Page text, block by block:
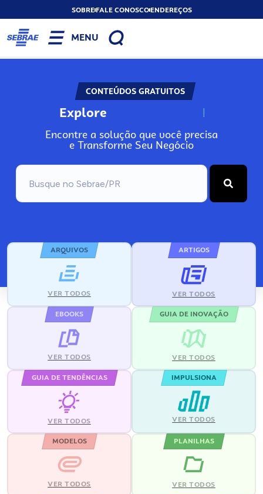
SOBREFALE CONOSCOENDEREÇOS
MENU
CONTEÚDOS GRATUITOS
Explore N
Encontre a solução que você precisa
e Transforme Seu Negócio
ARQUIVOS
VER TODOS
ARTIGOS
VER TODOS
EBOOKS
VER TODOS
GUIA DE INOVAÇÃO
VER TODOS
GUIA DE TENDÊNCIAS
VER TODOS
IMPULSIONA
VER TODOS
MODELOS
VER TODOS
PLANILHAS
VER TODOS